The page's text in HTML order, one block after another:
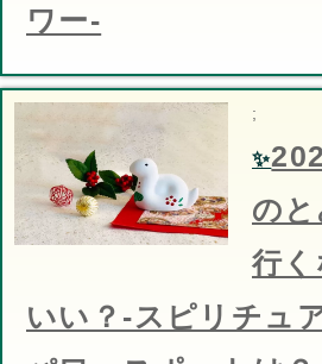
ワー-
;
✨
の
行
いい？-スピリチュ